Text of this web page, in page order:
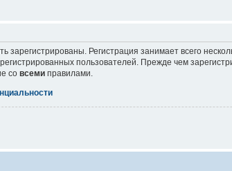
Регистрация занимает всего
пользователей. Прежде чем
со всеми правилами.